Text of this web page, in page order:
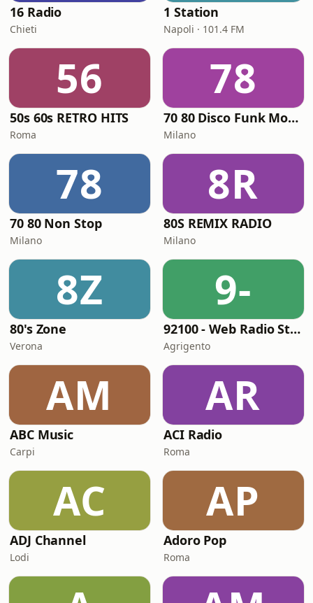
16 Radio
Chieti
1 Station
Napoli · 101.4 FM
56
50s 60s RETRO HITS
Roma
78
70 80 Disco Funk ModernSoul e Boogie
Milano
78
70 80 Non Stop
Milano
8R
80S REMIX RADIO
Milano
8Z
80's Zone
Verona
9-
92100 - Web Radio Station
Agrigento
AM
ABC Music
Carpi
AR
ACI Radio
Roma
AC
ADJ Channel
Lodi
AP
Adoro Pop
Roma